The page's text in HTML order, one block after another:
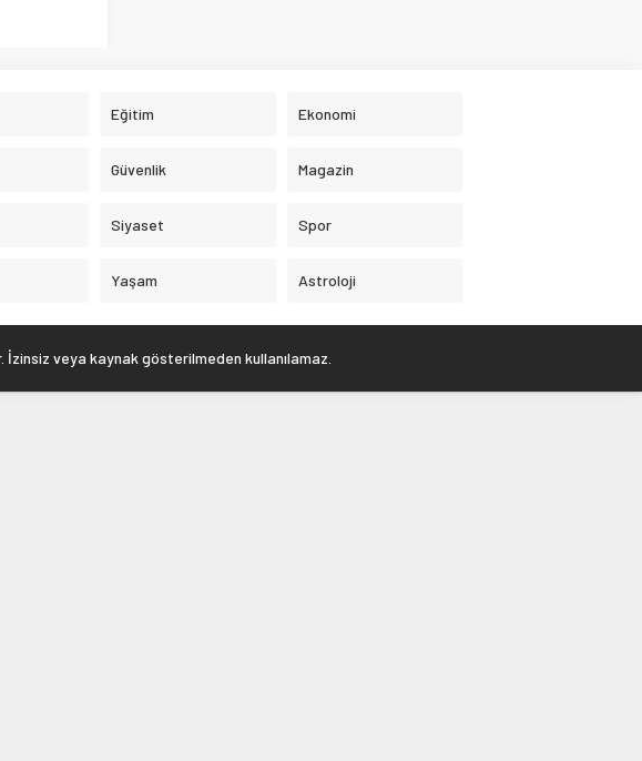
Eğitim Ekonomi
Güvenlik Magazin
Siyaset Spor
Yaşam Astroloji
İzinsiz veya kaynak gösterilmeden kullanılamaz.